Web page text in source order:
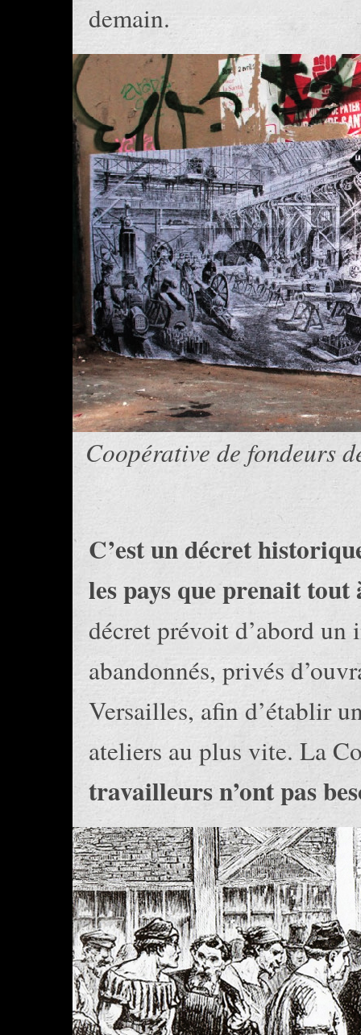
demain.
Coopérative de fondeurs
C’est un décret
les pays que prenait
décret prévoit d’abord un
abandonnés, privés
Versailles, afin d’établir
ateliers au plus vite. La
travailleurs n’ont pas